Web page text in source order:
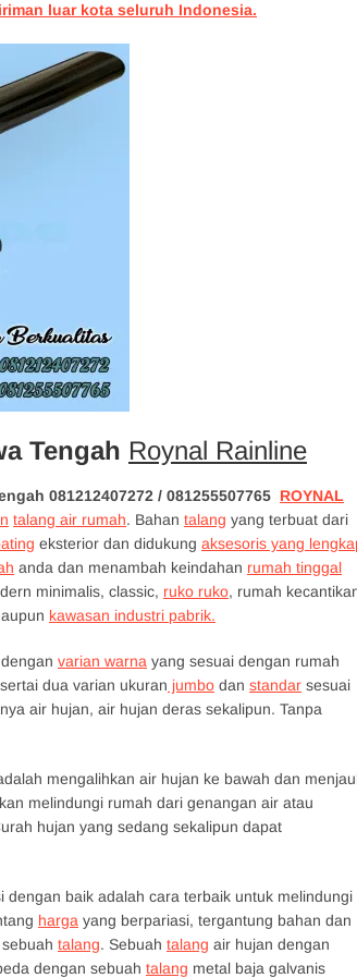
luar kota seluruh Indonesia.
Tengah Roynal Rainline
081212407272 / 081255507765 ROYNAL
talang air rumah. Bahan talang yang terbuat dari
eksterior dan didukung aksesoris yang
anda dan menambah keindahan rumah tinggal
minimalis, classic, ruko ruko, rumah
kawasan industri pabrik.
varian warna yang sesuai dengan rumah
dua varian ukuran jumbo dan standar sesuai
air hujan, air hujan deras sekalipun. Tanpa
mengalihkan air hujan ke bawah dan
melindungi rumah dari genangan air atau
hujan yang sedang sekalipun dapat
baik adalah cara terbaik untuk melindungi
harga yang berpariasi, tergantung bahan dan
talang. Sebuah talang air hujan dengan
dengan sebuah talang metal baja galvanis